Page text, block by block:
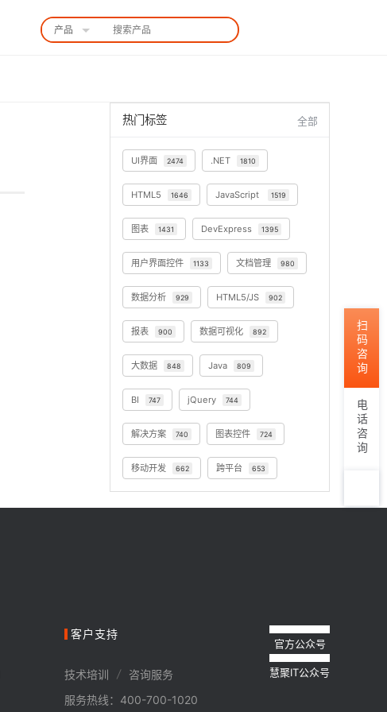
产品
热门标签 全部
UI界面 2474 .NET 1810
HTML5 1646 JavaScript 1519
图表 1431 DevExpress 1395
用户界面控件 1133 文档管理 980
数据分析 929 HTML5/JS 902
报表 900 数据可视化 892
大数据 848 Java 809
BI 747 jQuery 744
解决方案 740 图表控件 724
移动开发 662 跨平台 653
客户支持
技术培训 /
咨询服务
服务热线：400-700-1020
官方公众号
慧聚IT公众号
扫码咨询
电话咨询